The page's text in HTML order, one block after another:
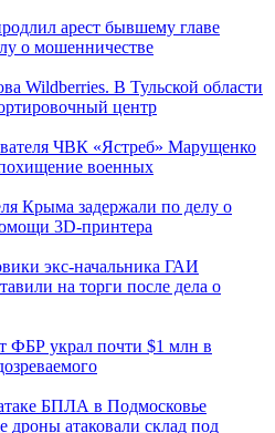
арест бывшему главе
о мошенничестве
Wildberries. В Тульской области
центр
ЧВК «Ястреб» Марущенко
военных
Крыма задержали по делу о
3D‑принтера
экс-начальника ГАИ
на торги после дела о
ФБР украл почти $1 млн в
БПЛА в Подмосковье
дроны атаковали склад под